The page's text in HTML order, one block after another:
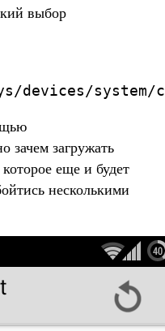
выбор
зачем загружать
еще и будет
несколькими